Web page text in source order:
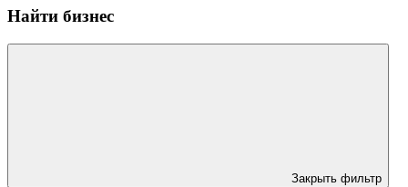
Найти бизнес
Закрыть фильтр